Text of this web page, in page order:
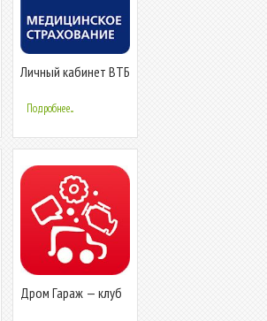
Личный кабинет ВТБ
Подробнее...
Дром Гараж — клуб